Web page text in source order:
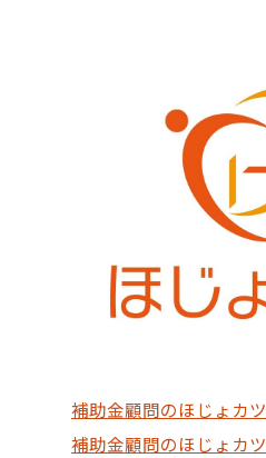
補助金顧問のほじょカツ
補助金顧問のほじょカ